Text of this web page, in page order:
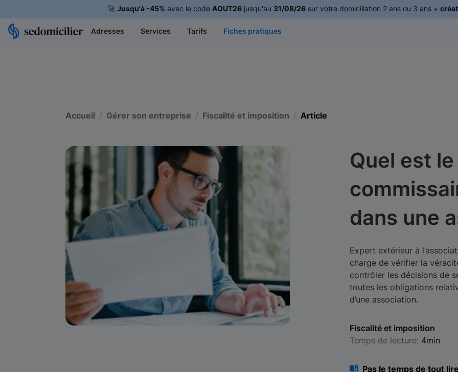
🚀 Jusqu'à -45% avec le code AOUT26jusqu'au 31/08/26sur votre domiciliation 2 ans ou 3 ans +
Adresses Services Tarifs Fiches pratiques
Accueil Gérer son entreprise Fiscalité et imposition Article
Quel est
dans une
Expert extérieur à
charge de vérifier la
contrôler les décisions de
toutes les obligations
d’une association.
Fiscalité et imposition
Temps de lecture: 4min
Pas le temps de tout